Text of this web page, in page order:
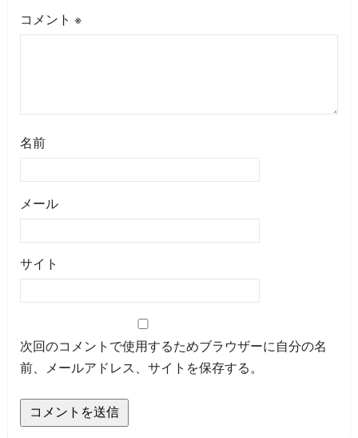
コメント ※
名前
メール
サイト
次回のコメントで使用するためブラウザーに自分の名
前、メールアドレス、サイトを保存する。